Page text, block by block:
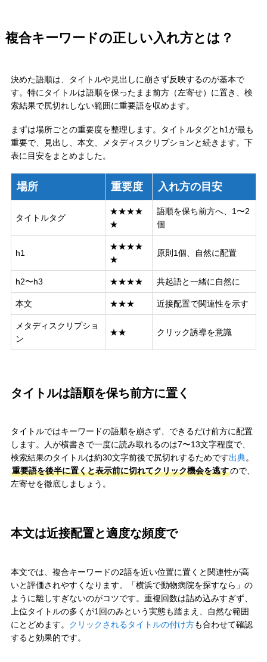
複合キーワードの正しい入れ方とは？
決めた語順は、タイトルや見出しに崩さず反映するのが基本で
す。特にタイトルは語順を保ったまま前方（左寄せ）に置き、検
索結果で尻切れしない範囲に重要語を収めます。
まずは場所ごとの重要度を整理します。タイトルタグとh1が最も
重要で、見出し、本文、メタディスクリプションと続きます。下
表に目安をまとめました。
場所 重要度 入れ方の目安
タイトルタグ
★★★★
★
語順を保ち前方へ、1〜2
個
h1
★★★★
★
原則1個、自然に配置
h2〜h3 ★★★★ 共起語と一緒に自然に
本文 ★★★ 近接配置で関連性を示す
メタディスクリプショ
ン
★★ クリック誘導を意識
タイトルは語順を保ち前方に置く
タイトルではキーワードの語順を崩さず、できるだけ前方に配置
します。人が横書きで一度に読み取れるのは7〜13文字程度で、
検索結果のタイトルは約30文字前後で尻切れするためです出典。
重要語を後半に置くと表示前に切れてクリック機会を逃すので、
左寄せを徹底しましょう。
本文は近接配置と適度な頻度で
本文では、複合キーワードの2語を近い位置に置くと関連性が高
いと評価されやすくなります。「横浜で動物病院を探すなら」の
ように離しすぎないのがコツです。重複回数は詰め込みすぎず、
上位タイトルの多くが1回のみという実態も踏まえ、自然な範囲
にとどめます。 クリックされるタイトルの付け方も合わせて確認
すると効果的です。